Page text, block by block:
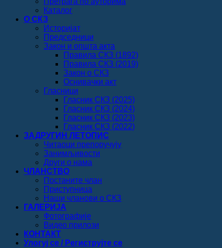
Каталог
О СКЗ
Историјат
Председници
Закон и општа акта
Правила СКЗ (1892)
Правила СКЗ (2019)
Закон о СКЗ
Оснивачки акт
Гласници
Гласник СКЗ (2025)
Гласник СКЗ (2024)
Гласник СКЗ (2023)
Гласник СКЗ (2022)
ЗАДРУГИН ЛЕТОПИС
Читаоци препоручују
Занимљивости
Други о нама
ЧЛАНСТВО
Постаните члан
Приступница
Наши чланови о СКЗ
ГАЛЕРИЈА
Фотографије
Видео прилози
КОНТАКТ
Улогуј се / Региструјте се